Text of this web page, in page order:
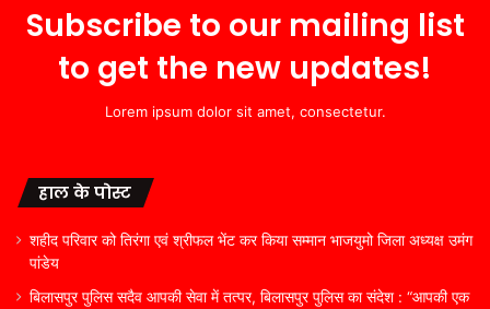
Subscribe to our mailing list
to get the new updates!
Lorem ipsum dolor sit amet, consectetur.
हाल के पोस्ट
शहीद परिवार को तिरंगा एवं श्रीफल भेंट कर किया सम्मान भाजयुमो जिला अध्यक्ष उमंग
पांडेय
बिलासपुर पुलिस सदैव आपकी सेवा में तत्पर, बिलासपुर पुलिस का संदेश : “आपकी एक